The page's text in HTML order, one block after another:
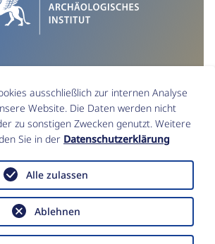
& Beauftragte
Barrierefreiheit
Archäologisches
ausschließlich zur internen Analyse
Website. Die Daten werden nicht
zu sonstigen Zwecken genutzt. Weitere
Sie in der Datenschutzerklärung
Ablehnen
Alle zulassen